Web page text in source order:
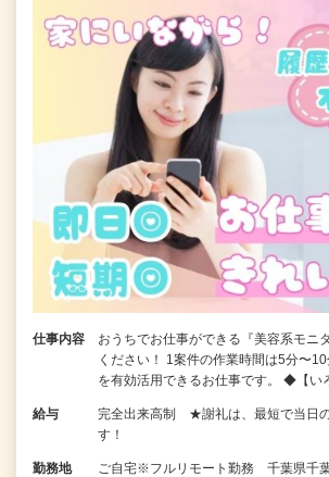
仕事内容
おうちでお仕事ができる『美容系モニ
ください！ 1案件の作業時間は5分〜
を有効活用できるお仕事です。 ◆【い
給与
完全出来高制 ★謝礼は、最短で当日
す！
勤務地
ご自宅※フルリモート勤務 千葉県千